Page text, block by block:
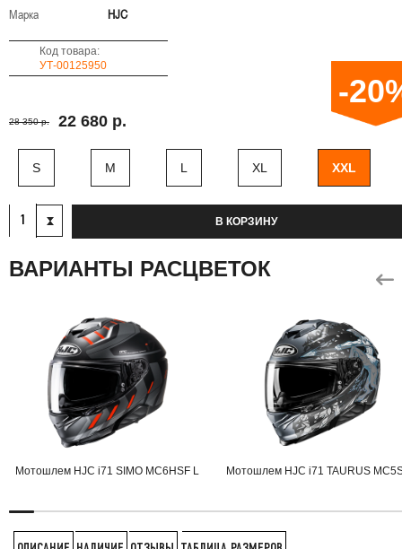
Марка HJC
Код товара:
УТ-00125950
28 350 р. 22 680 р.
-
S M L XL XXL
В КОРЗИНУ
ВАРИАНТЫ РАСЦВЕТОК
Мотошлем HJC i71 SIMO MC6HSF L Мотошлем HJC i71 TAURUS